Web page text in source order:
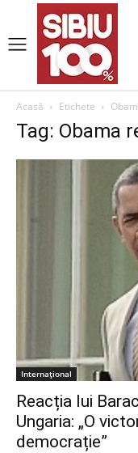
Acasă Etichete
Tag: Obama
Internațional
Reacția lui
Ungaria: „O
democrație”